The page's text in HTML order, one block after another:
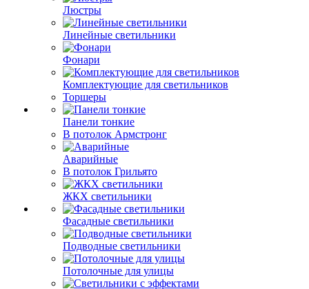
Люстры
Линейные светильники
Фонари
Комплектующие для светильников
Торшеры
Панели тонкие
В потолок Армстронг
Аварийные
В потолок Грильято
ЖКХ светильники
Фасадные светильники
Подводные светильники
Потолочные для улицы